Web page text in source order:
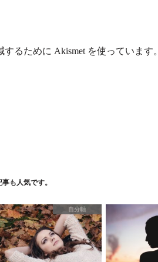
るために Akismet を使っています。
も人気です。
自分軸